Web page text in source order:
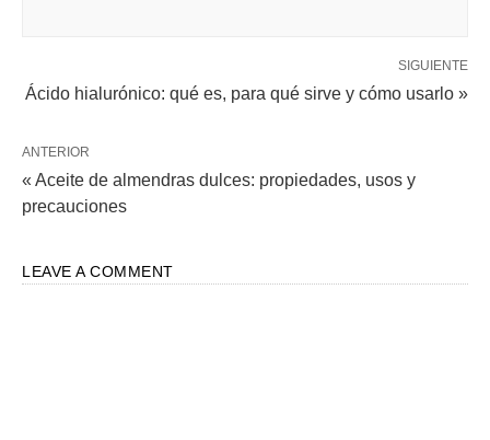
SIGUIENTE
Ácido hialurónico: qué es, para qué sirve y cómo usarlo »
ANTERIOR
« Aceite de almendras dulces: propiedades, usos y
precauciones
LEAVE A COMMENT